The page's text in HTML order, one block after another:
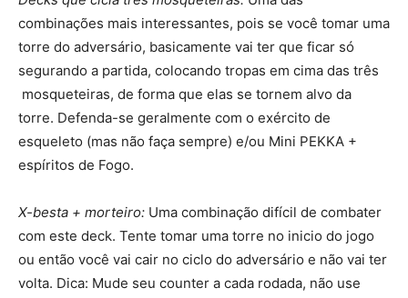
combinações mais interessantes, pois se você tomar uma
torre do adversário, basicamente vai ter que ficar só
segurando a partida, colocando tropas em cima das três
mosqueteiras, de forma que elas se tornem alvo da
torre. Defenda-se geralmente com o exército de
esqueleto (mas não faça sempre) e/ou Mini PEKKA +
espíritos de Fogo.
X-besta + morteiro: Uma combinação difícil de combater
com este deck. Tente tomar uma torre no inicio do jogo
ou então você vai cair no ciclo do adversário e não vai ter
volta. Dica: Mude seu counter a cada rodada, não use